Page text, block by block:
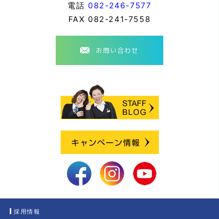
電話 082-246-7577
FAX 082-241-7558
お問い合わせ
採用情報